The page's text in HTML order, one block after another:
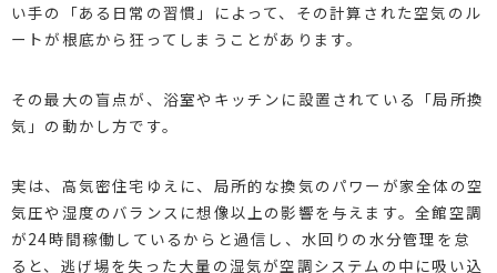
い手の「ある日常の習慣」によって、その計算された空気のル
ートが根底から狂ってしまうことがあります。
その最大の盲点が、浴室やキッチンに設置されている「局所換
気」の動かし方です。
実は、高気密住宅ゆえに、局所的な換気のパワーが家全体の空
気圧や湿度のバランスに想像以上の影響を与えます。全館空調
が24時間稼働しているからと過信し、水回りの水分管理を怠
ると、逃げ場を失った大量の湿気が空調システムの中に吸い込